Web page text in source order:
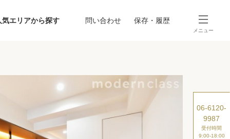
気エリアから探す 問い合わせ 保存・履歴
メニュー
駅・路線から探す
06-6120-
9987
受付時間
9:00-18:00